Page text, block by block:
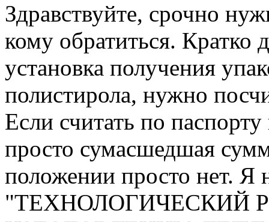
Здравствуйте, срочно
кому обратиться. Кратко
установка получения
полистирола, нужно
Если считать по
просто сумасшедшая
положении просто нет. Я
"ТЕХНОЛОГИЧЕСКИЙ